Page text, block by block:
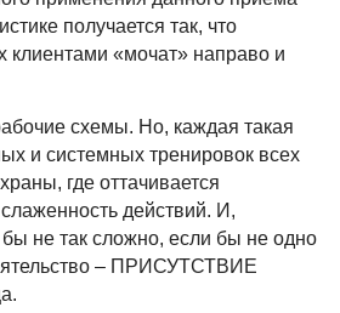
получается так, что
клиентами «мочат» направо и
схемы. Но, каждая такая
и системных тренировок всех
где оттачивается
действий. И,
не так сложно, если бы не одно
– ПРИСУТСТВИЕ